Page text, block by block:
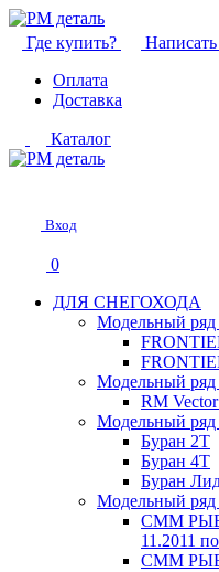
Где купить?
Оплата
Доставка
Каталог
Вход
0
ДЛЯ СНЕГОХОДА
Модельный
Модельный ряд
RM
Модельный ряд
Буран 2Т
Буран 4Т
Буран
Модельный
СММ
11.2011
СММ